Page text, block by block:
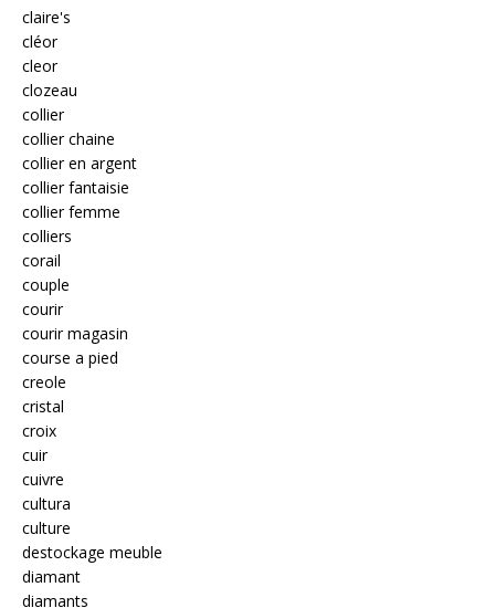
claire's
cléor
cleor
clozeau
collier
collier chaine
collier en argent
collier fantaisie
collier femme
colliers
corail
couple
courir
courir magasin
course a pied
creole
cristal
croix
cuir
cuivre
cultura
culture
destockage meuble
diamant
diamants